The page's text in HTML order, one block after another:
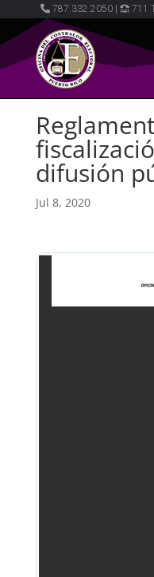
787.332.2050 711
difusión
Jul 8, 2020